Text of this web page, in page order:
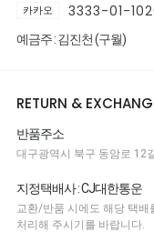
카카오 3333-01-
예금주 : 김진천 (구월)
RETURN &
반품주소
대구광역시 북구 동암로 12
지정택배사 : CJ대한통운
교환/반품 시에도 해당 택배
처리해 주시기를 바랍니다.